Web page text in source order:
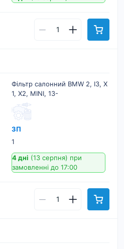
Фільтр салонний BMW 2, I3, X
1, X2, MINI, 13-
ЗП
1
4 дні (13 серпня) при
замовленні до 17:00